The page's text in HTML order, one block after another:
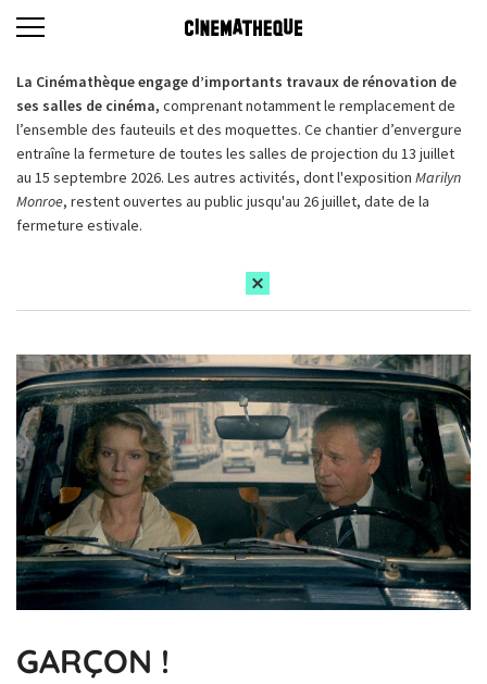
La Cinémathèque engage d’importants travaux de rénovation de
ses salles de cinéma, comprenant notamment le remplacement de
l’ensemble des fauteuils et des moquettes. Ce chantier d’envergure
entraîne la fermeture de toutes les salles de projection du 13 juillet
au 15 septembre 2026. Les autres activités, dont l'exposition Marilyn
Monroe, restent ouvertes au public jusqu'au 26 juillet, date de la
fermeture estivale.
GARÇON !